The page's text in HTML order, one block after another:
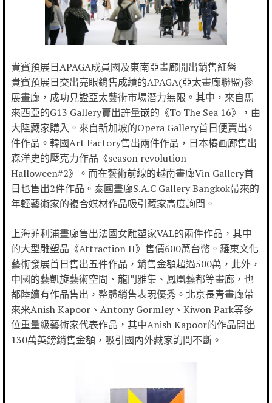
貴賓預展日APAGA成員國及東南亞畫廊開出銷售紅盤
貴賓預展日交出亮眼銷售成績的APAGA(亞太畫廊聯盟)參
展畫廊，成功見證亞太藝術市場潛力無限。其中，來自馬
來西亞的G13 Gallery賣出許量嵌的《To The Sea 16》，由
大陸藏家購入。來自新加坡的Opera Gallery首日便賣出3
件作品。韓國Art Factory售出兩件作品，日本樁画廊售出
森洋史的壓克力作品《season revolution-
Halloween#2》。而在藝術前線的越南畫廊Vin Gallery首
日也售出2件作品。泰國畫廊S.A.C Gallery Bangkok帶來的
年輕藝術家的複合媒材作品吸引藏家高度詢問。
上海菲利浦畫廊售出法國女雕塑家VAL的兩件作品，其中
的大型雕塑品《Attraction II》售價600萬台幣。籬東文化
藝術發展首日售出五件作品，銷售金額超過500萬，此外，
中國的藝凱旋藝術空間、龍門雅集、鳳凰藝都等畫廊，也
都陸續有作品售出，整體銷售表現優秀。北京長青畫廊帶
來来Anish Kapoor、Antony Gormley、Kiwon Park等多
位重量級藝術家代表作品，其中Anish Kapoor的作品開出
130萬英鎊銷售金額，吸引國內外藏家詢問不斷。